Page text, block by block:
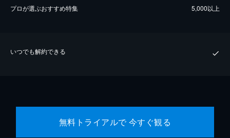
プロが選ぶおすすめ特集 5,000以上
いつでも解約できる
無料トライアルで 今すぐ観る